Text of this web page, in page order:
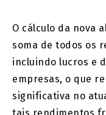
O cálculo da nova
soma de todos os
incluindo lucros e
empresas, o que
significativa no